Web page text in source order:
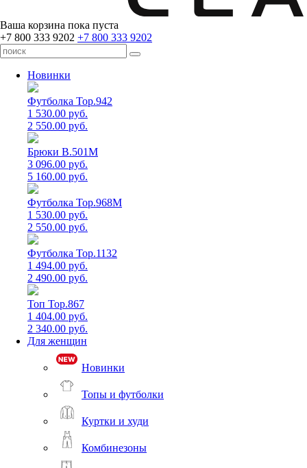
Ваша корзина пока пуста
+7 800 333 9202 +7 800 333 9202
Новинки
Футболка Top.942
1 530.00 руб.
2 550.00 руб.
Брюки B.501M
3 096.00 руб.
5 160.00 руб.
Футболка Top.968M
1 530.00 руб.
2 550.00 руб.
Футболка Top.1132
1 494.00 руб.
2 490.00 руб.
Топ Top.867
1 404.00 руб.
2 340.00 руб.
Для женщин
Новинки
Топы и футболки
Куртки и худи
Комбинезоны